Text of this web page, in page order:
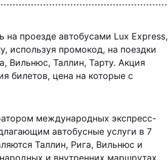
на проезде автобусами Lux Express,
используя промокод, на поездки
Вильнюс, Таллин, Тарту. Акция
билетов, цена на которые с
международных экспресс-
автобусные услуги в 7
Таллин, Рига, Вильнюс и
и внутренних маршрутах.